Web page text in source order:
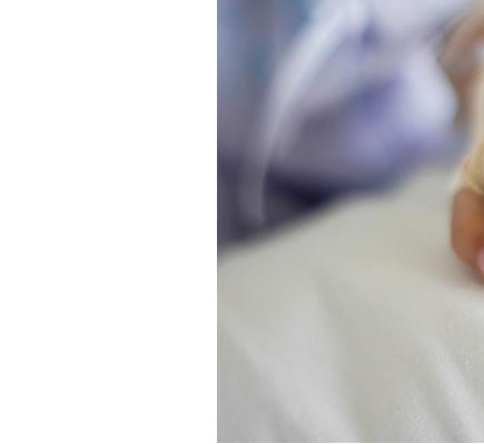
Syndrome métabolique :
quels sont les meilleurs
exercices physiques ?
Comment éviter une otite
pendant les vacances ?